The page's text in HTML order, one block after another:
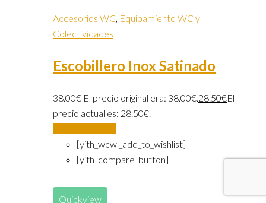
Accesorios WC, Equipamiento WC y
Colectividades
Escobillero Inox Satinado
38.00€ El precio original era: 38.00€.28.50€El
precio actual es: 28.50€.
[yith_wcwl_add_to_wishlist]
[yith_compare_button]
Quickview